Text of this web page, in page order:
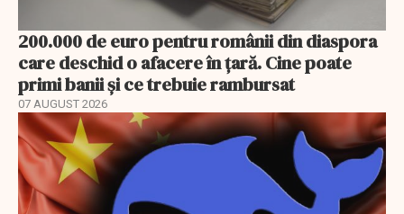
200.000 de euro pentru românii din diaspora
care deschid o afacere în țară. Cine poate
primi banii și ce trebuie rambursat
07 AUGUST 2026